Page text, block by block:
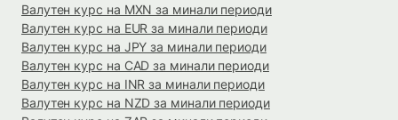
Валутен курс на MXN за минали периоди
Валутен курс на EUR за минали периоди
Валутен курс на JPY за минали периоди
Валутен курс на CAD за минали периоди
Валутен курс на INR за минали периоди
Валутен курс на NZD за минали периоди